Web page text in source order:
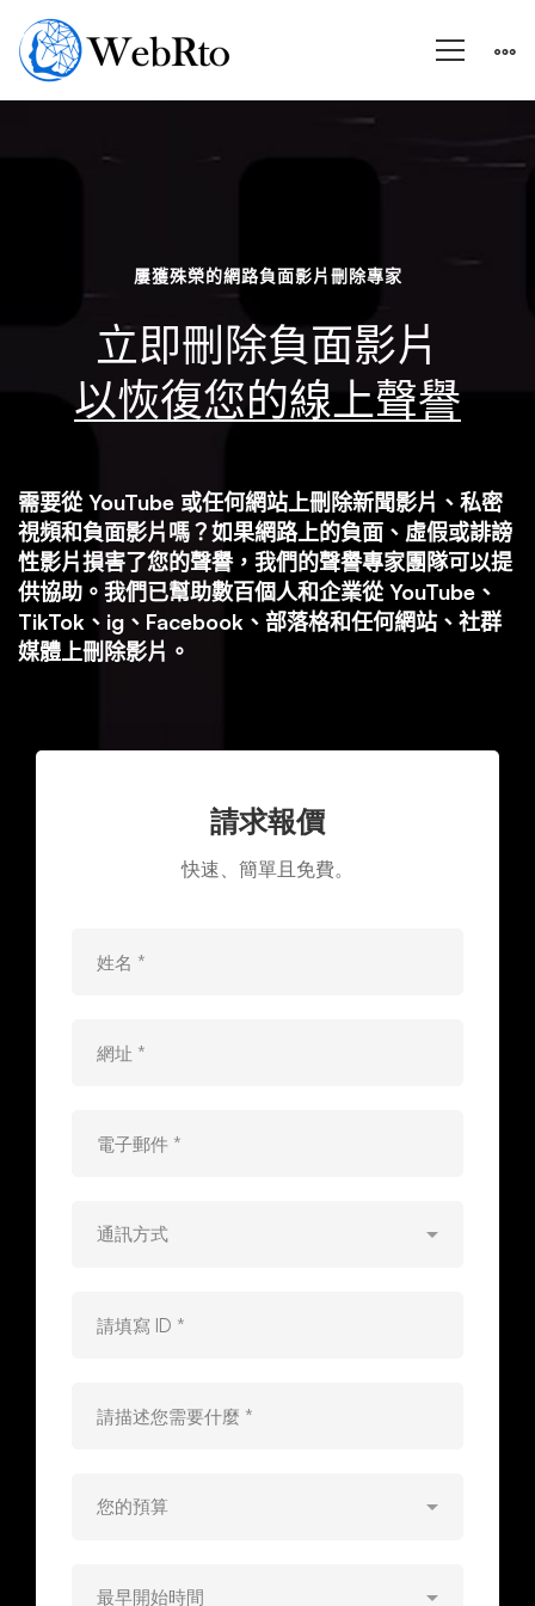
除
屢獲殊榮的網路負面影片刪除專家
立即刪除負面影片
以恢復您的線上聲譽
需要從 YouTube 或任何網站上刪除新聞影片、私密
視頻和負面影片嗎？如果網路上的負面、虛假或誹謗
性影片損害了您的聲譽，我們的聲譽專家團隊可以提
供協助。我們已幫助數百個人和企業從 YouTube、
TikTok、ig、Facebook、部落格和任何網站、社群
媒體上刪除影片。
請求報價
快速、簡單且免費。